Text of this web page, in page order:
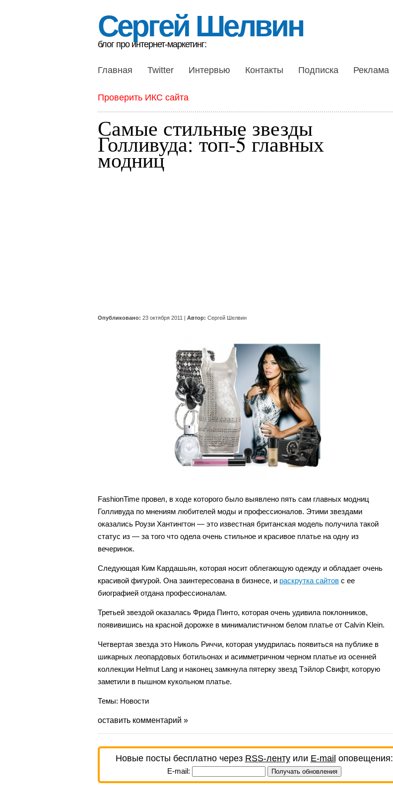
Сергей Шелвин
блог про интернет-маркетинг:
Главная Twitter Интервью Контакты Подписка Реклама
Проверить ИКС сайта
Самые стильные звезды
Голливуда: топ-5 главных
модниц
Опубликовано: 23 октября 2011 | Автор: Сергей Шелвин
FashionTime провел, в ходе которого было выявлено пять сам главных модниц
Голливуда по мнениям любителей моды и профессионалов. Этими звездами
оказались Роузи Хантингтон — это известная британская модель получила такой
статус из — за того что одела очень стильное и красивое платье на одну из
вечеринок.
Следующая Ким Кардашьян, которая носит облегающую одежду и обладает очень
красивой фигурой. Она заинтересована в бизнесе, и раскрутка сайтов с ее
биографией отдана профессионалам.
Третьей звездой оказалась Фрида Пинто, которая очень удивила поклонников,
появивишись на красной дорожке в минималистичном белом платье от Calvin Klein.
Четвертая звезда это Николь Риччи, которая умудрилась появиться на публике в
шикарных леопардовых ботильонах и асимметричном черном платье из осенней
коллекции Helmut Lang и наконец замкнула пятерку звезд Тэйлор Свифт, которую
заметили в пышном кукольном платье.
Темы: Новости
оставить комментарий »
Новые посты бесплатно через RSS-лентуили E-mail оповещения:
E-mail: